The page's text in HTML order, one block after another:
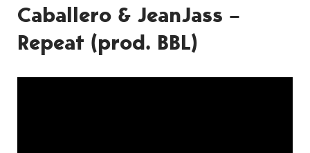
Caballero & JeanJass –
Repeat (prod. BBL)